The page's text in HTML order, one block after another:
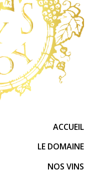
ACCUEIL
LE DOMAINE
NOS VINS